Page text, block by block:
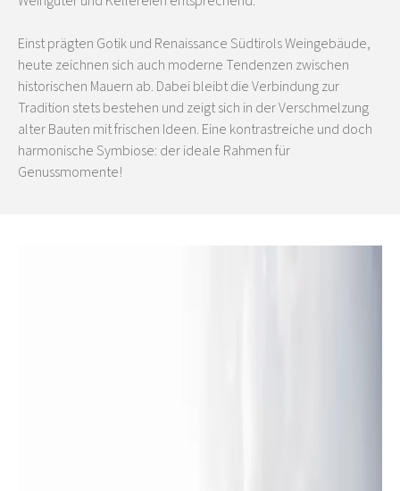
Einst prägten Gotik und Renaissance Südtirols Weingebäude,
heute zeichnen sich auch moderne Tendenzen zwischen
historischen Mauern ab. Dabei bleibt die Verbindung zur
Tradition stets bestehen und zeigt sich in der Verschmelzung
alter Bauten mit frischen Ideen. Eine kontrastreiche und doch
harmonische Symbiose: der ideale Rahmen für
Genussmomente!